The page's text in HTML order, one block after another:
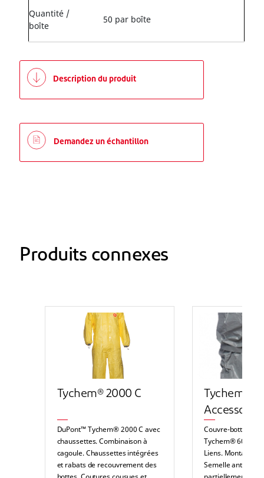
Quantité /
boîte
50 par boîte
Description du produit
Demandez un échantillon
Produits connexes
Tychem® 2000 C
DuPont™ Tychem® 2000 C avec
chaussettes. Combinaison à
cagoule. Chaussettes intégrées
et rabats de recouvrement des
Tychem®
Accessoires
Couvre-bottes
Tychem® 6000 F
Liens. Montant
Semelle